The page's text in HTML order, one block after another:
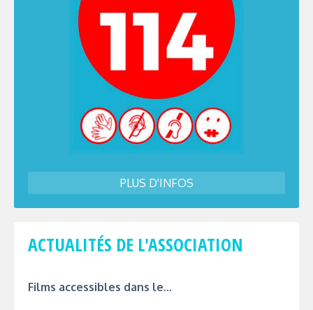
PLUS D'INFOS
ACTUALITÉS DE L'ASSOCIATION
Films accessibles dans le...